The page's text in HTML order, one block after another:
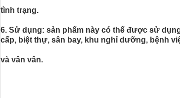
tình trạng.
6. Sử dụng: sản phẩm này có thể được sử
cấp, biệt thự, sân bay, khu nghỉ dưỡng, bệnh
và vân vân.